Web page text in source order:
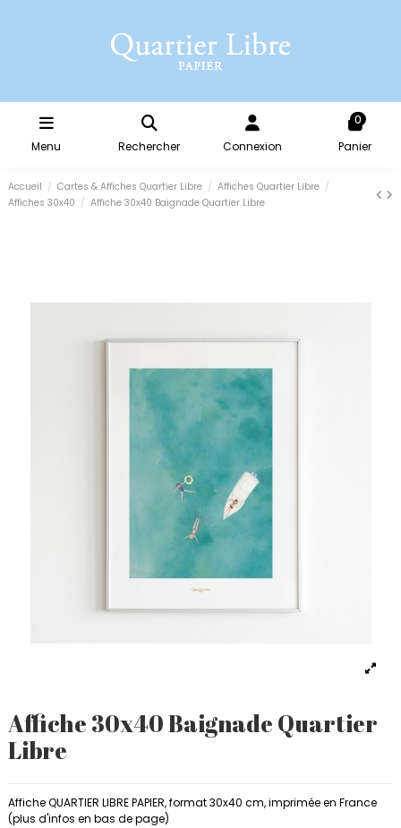
Menu Rechercher Connexion
0
Panier
Accueil Cartes & Affiches Quartier Libre
Affiches Quartier Libre
Affiches 30x40
Affiche 30x40 Baignade Quartier Libre
Affiche 30x40 Baignade Quartier
Libre
Affiche QUARTIER LIBRE PAPIER, format 30x40 cm, imprimée en France
(plus d'infos en bas de page)